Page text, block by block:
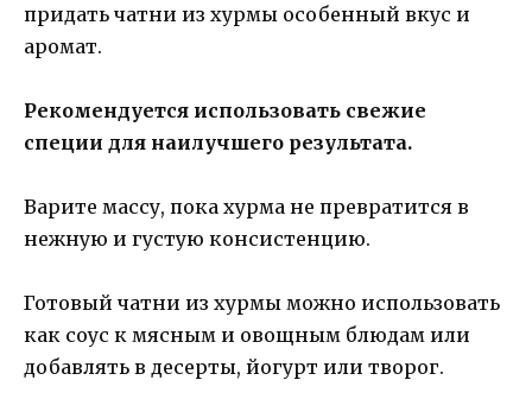
придать чатни из хурмы особенный вкус и
аромат.
Рекомендуется использовать свежие
специи для наилучшего результата.
Варите массу, пока хурма не превратится в
нежную и густую консистенцию.
Готовый чатни из хурмы можно использовать
как соус к мясным и овощным блюдам или
добавлять в десерты, йогурт или творог.